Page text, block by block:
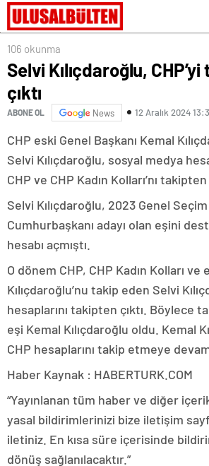
106 okunma
Selvi Kılıçdaroğlu,
çıktı
ABONE OL News 12 Aralık 2024
CHP eski Genel Başkanı Kemal
Selvi Kılıçdaroğlu, sosyal medya
CHP ve CHP Kadın Kolları’nı takipten
Selvi Kılıçdaroğlu, 2023 Genel
Cumhurbaşkanı adayı olan eşini
hesabı açmıştı.
O dönem CHP, CHP Kadın Kolları ve
Kılıçdaroğlu’nu takip eden Selvi
hesaplarını takipten çıktı. Böylece
eşi Kemal Kılıçdaroğlu oldu. Kemal
CHP hesaplarını takip etmeye
Haber Kaynak : HABERTURK.COM
“Yayınlanan tüm haber ve diğer
yasal bildirimlerinizi bize iletişim
iletiniz. En kısa süre içerisinde
dönüş sağlanılacaktır.”